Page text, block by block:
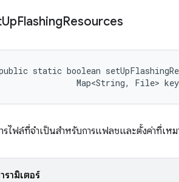
UpFlashingResources
static boolean
Map<String, File>
รไฟล์ที่จำเป็นสำหรับการแฟลชและตั้งค่าที่เห
รามิเตอร์